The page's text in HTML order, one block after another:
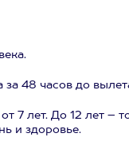
48 часов до
7 лет. До 12 лет –
и здоровье.